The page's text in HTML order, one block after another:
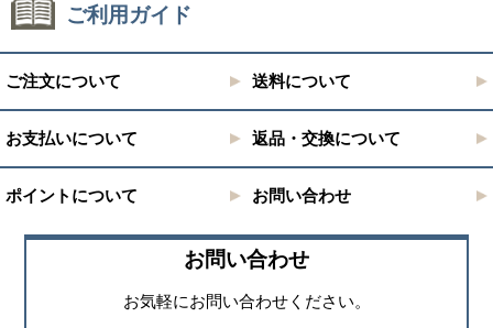
ご利用ガイド
ご注文について 送料について
お支払いについて 返品・交換について
ポイントについて お問い合わせ
お問い合わせ
お気軽にお問い合わせください。